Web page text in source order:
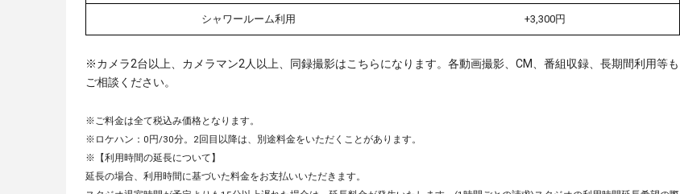
シャワールーム利用 +3,300円
※カメラ2台以上、カメラマン2人以上、同録撮影はこちらになります。各動画撮影、CM、番組収録、長期間利用等も
ご相談ください。
※ご料金は全て税込み価格となります。
※ロケハン：0円/30分。2回目以降は、別途料金をいただくことがあります。
※【利用時間の延長について】
延長の場合、利用時間に基づいた料金をお支払いいただきます。